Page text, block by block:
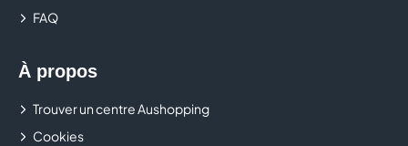
FAQ
À propos
Trouver un centre Aushopping
Cookies